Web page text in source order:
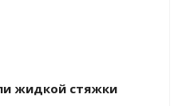
жидкой стяжки